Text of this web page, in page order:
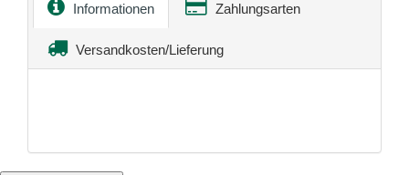
Informationen Zahlungsarten
Versandkosten/Lieferung